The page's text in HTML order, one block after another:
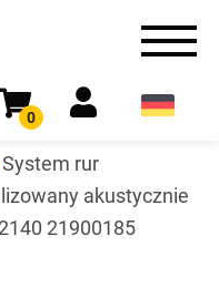
0
System rur
akustycznie
21900185